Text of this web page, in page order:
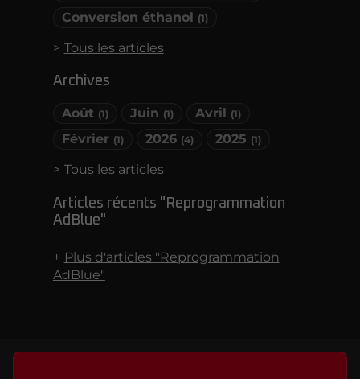
Conversion éthanol (1)
Tous les articles
Archives
Août (1) Juin (1) Avril (1)
Février (1) 2026 (4) 2025 (1)
Tous les articles
Articles récents "Reprogrammation
AdBlue"
Plus d'articles "Reprogrammation
AdBlue"